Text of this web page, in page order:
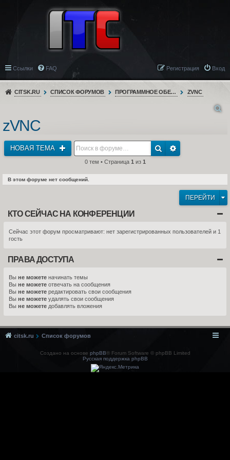
Ссылки FAQ Вход
Регистрация
CITSK.RU СПИСОК ФОРУМОВ ПРОГРАММНОЕ ОБЕСПЕЧЕНИЕ ZVNC
zVNC
НОВАЯ ТЕМА
0 тем • Страница 1 из 1
В этом форуме нет сообщений.
ПЕРЕЙТИ
КТО СЕЙЧАС НА КОНФЕРЕНЦИИ
Сейчас этот форум просматривают: нет зарегистрированных пользователей и 1
гость
ПРАВА ДОСТУПА
Вы не можете начинать темы
Вы не можете отвечать на сообщения
Вы не можете редактировать свои сообщения
Вы не можете удалять свои сообщения
Вы не можете добавлять вложения
citsk.ru Список форумов
Создано на основе phpBB® Forum Software © phpBB Limited
Русская поддержка phpBB